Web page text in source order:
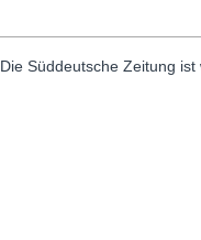
Die Süddeutsche Zeitung